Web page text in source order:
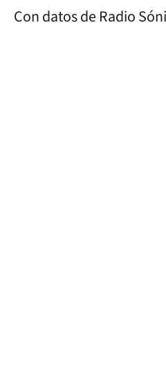
Con datos de Radio